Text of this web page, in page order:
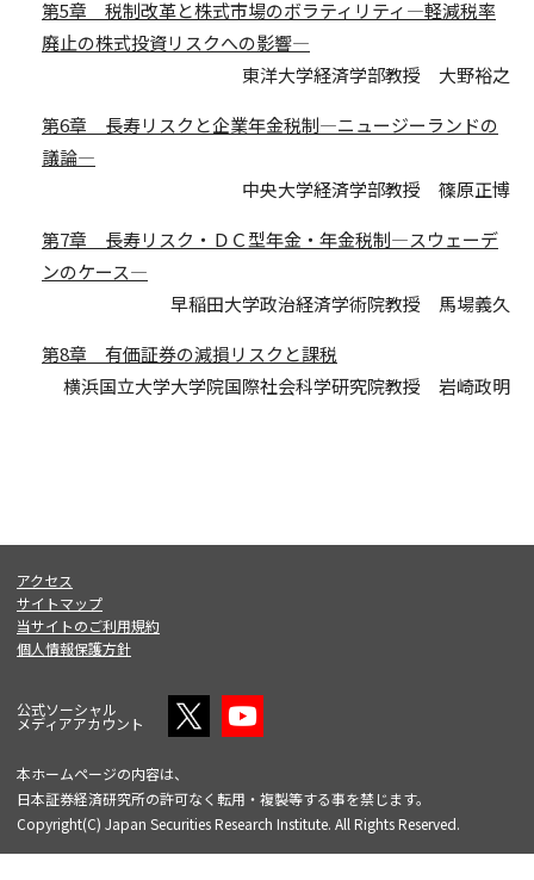
第5章 税制改革と株式市場のボラティリティ—軽減税率
廃止の株式投資リスクへの影響—
東洋大学経済学部教授 大野裕之
第6章 長寿リスクと企業年金税制—ニュージーランドの
議論—
中央大学経済学部教授 篠原正博
第7章 長寿リスク・ＤＣ型年金・年金税制—スウェーデ
ンのケース—
早稲田大学政治経済学術院教授 馬場義久
第8章 有価証券の減損リスクと課税
横浜国立大学大学院国際社会科学研究院教授 岩崎政明
アクセス
サイトマップ
当サイトのご利用規約
個人情報保護方針
公式ソーシャル
メディアアカウント
本ホームページの内容は、
日本証券経済研究所の許可なく転用・複製等する事を禁じます。
Copyright(C) Japan Securities Research Institute. All Rights Reserved.